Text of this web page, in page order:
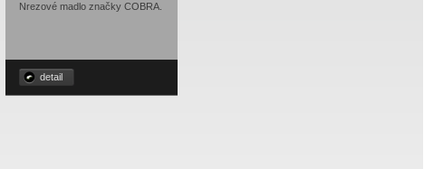
Nrezové madlo značky COBRA.
detail